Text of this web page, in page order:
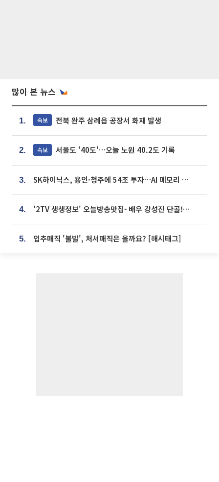
많이 본 뉴스
1. 속보 전북 완주 삼례읍 공장서 화재 발생
2. 속보 서울도 '40도'…오늘 노원 40.2도 기록
3. SK하이닉스, 용인·청주에 54조 투자…AI 메모리 생산기지 키운다
4. '2TV 생생정보' 오늘방송맛집- 배우 강성진 단골! 쌀국수ㆍ푸팟퐁 커리 맛집 '블○○○'
5. 입추매직 '불발', 처서매직은 올까요? [해시태그]